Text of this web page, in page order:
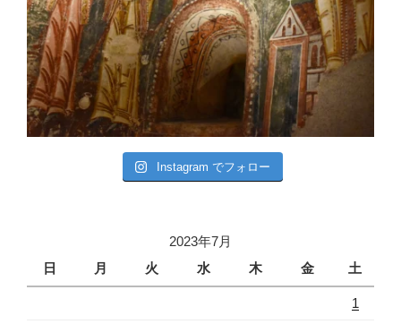
Instagram でフォロー
2023年7月
日
月 火 水 木 金 土
1